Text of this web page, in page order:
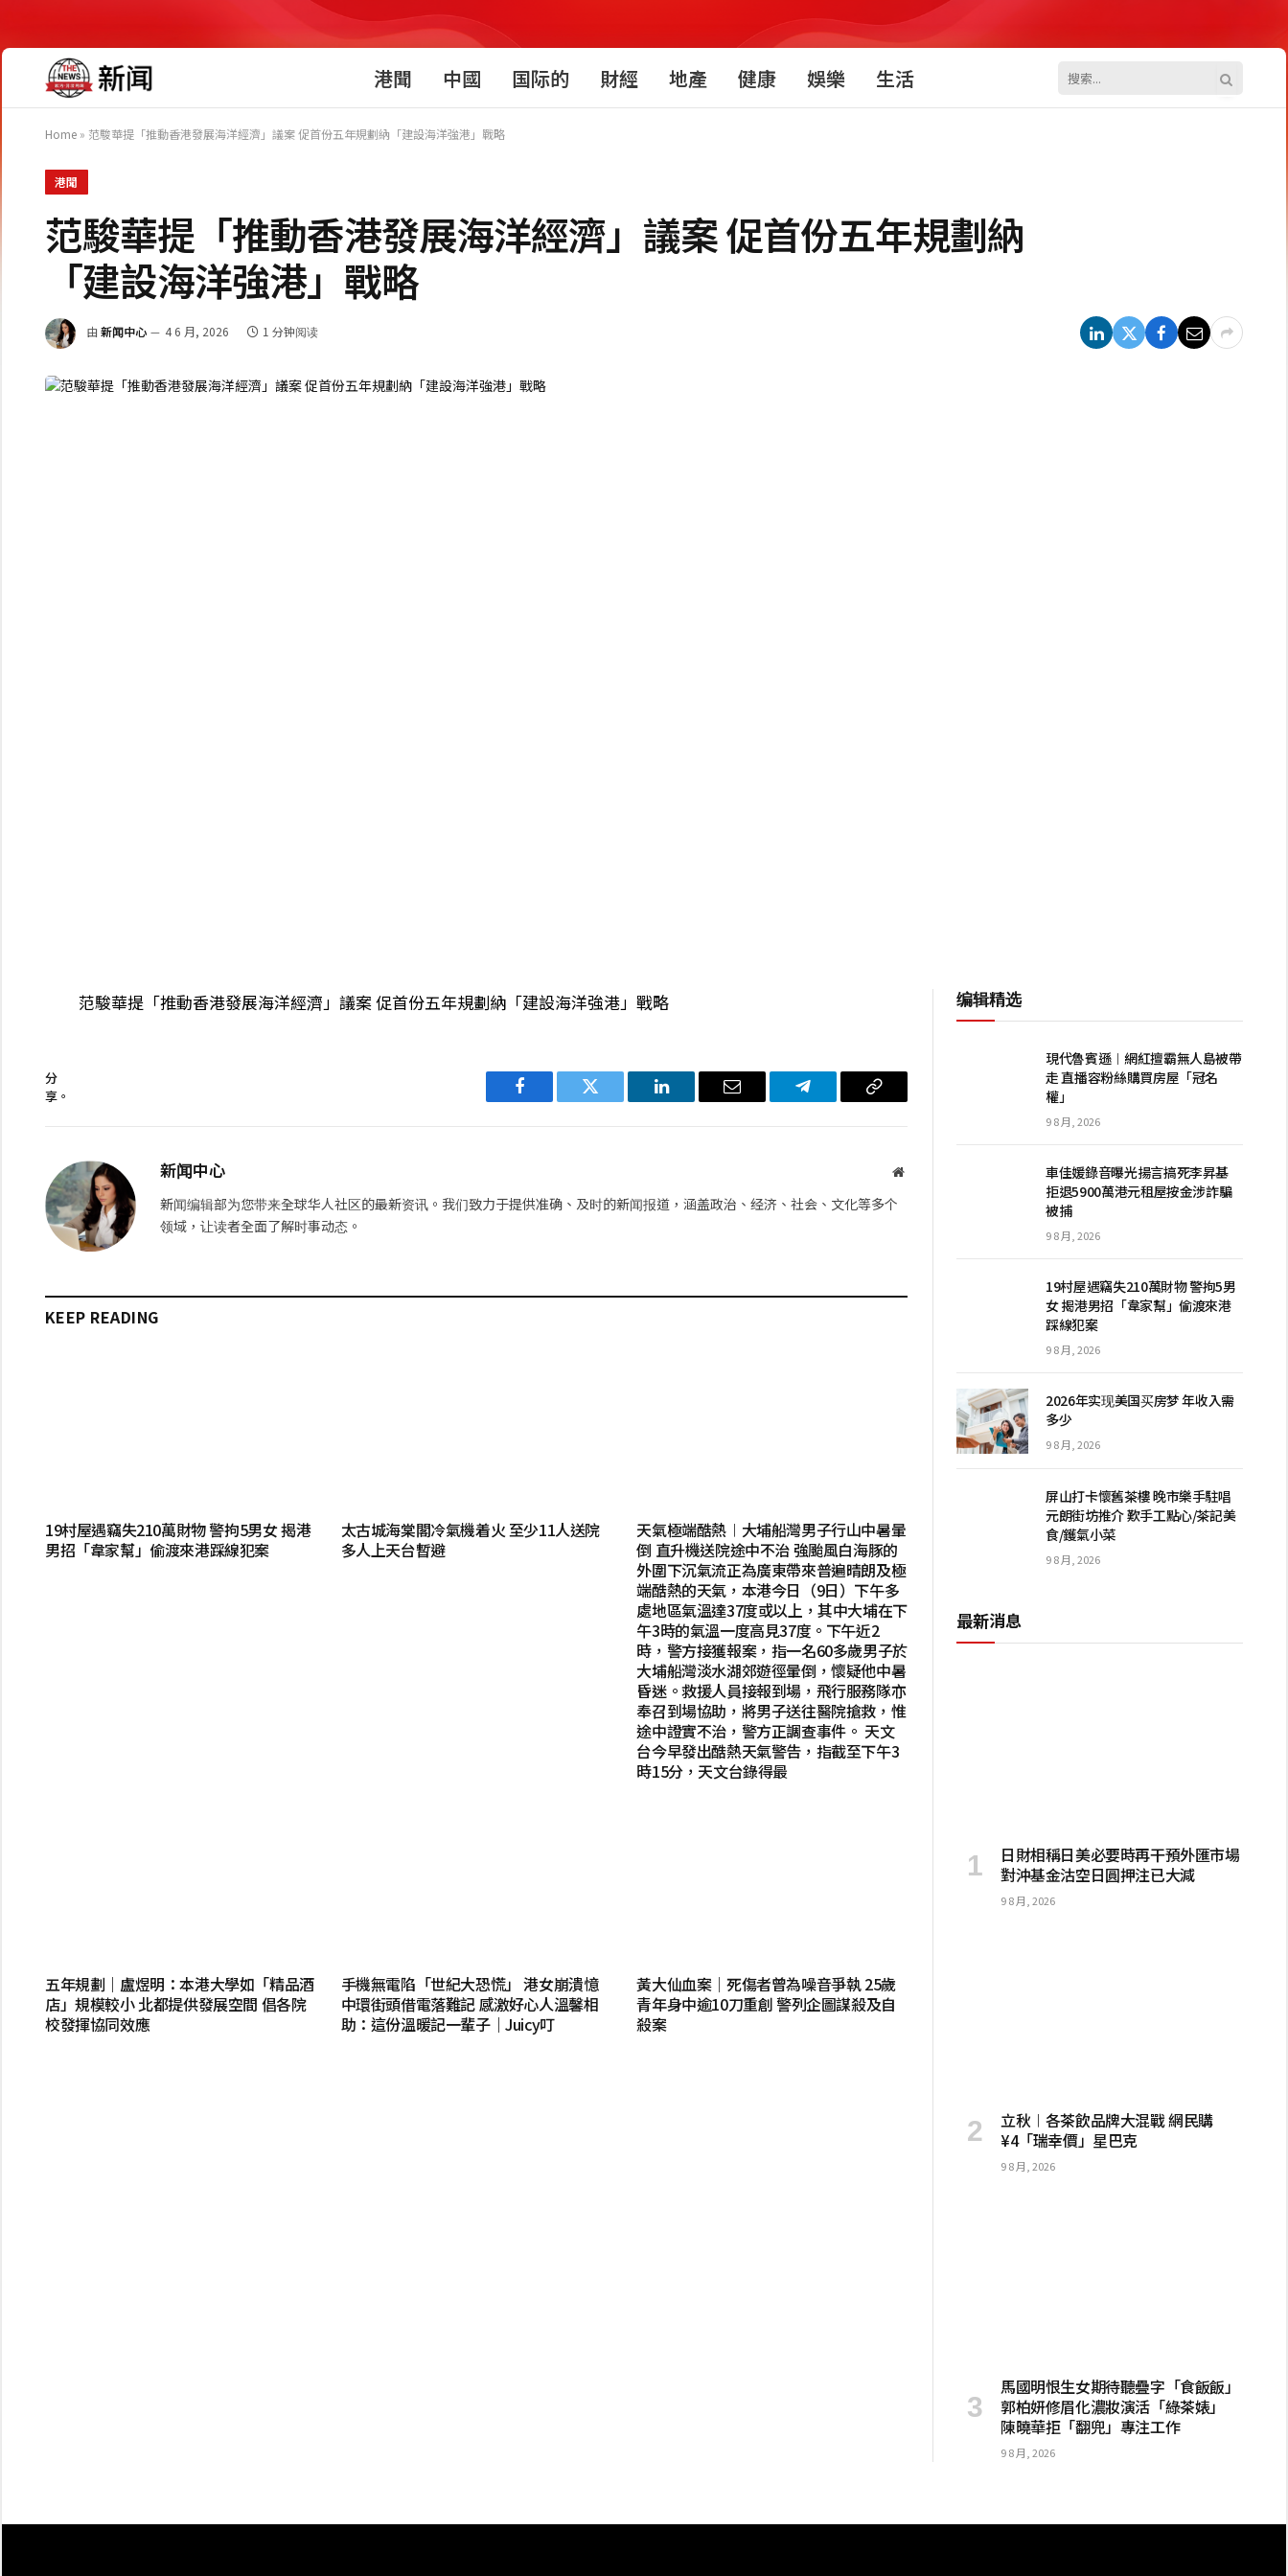
港聞 中國 国际的 財經 地產 健康 娛樂 生活
Home » 范駿華提「推動香港發展海洋經濟」議案 促首份五年規劃納「建設海洋強港」戰略
港聞
范駿華提「推動香港發展海洋經濟」議案 促首份五年規劃納
「建設海洋強港」戰略
由 新闻中心 4 6 月, 2026 1 分钟阅读
范駿華提「推動香港發展海洋經濟」議案 促首份五年規劃納「建設海洋強港」戰略
分
享。
Facebook Twitter LinkedIn 电
Telegram 复
新闻中心
网
新闻编辑部为您带来全球华人社区的最新资讯。我们致力于提供准确、及时的新闻报道，涵盖政治、经济、社会、文化等多个
领域，让读者全面了解时事动态。
KEEP READING
19村屋遇竊失210萬財物 警拘5男女 揭港
男招「韋家幫」偷渡來港踩線犯案
太古城海棠閣冷氣機着火 至少11人送院
多人上天台暫避
天氣極端酷熱︱大埔船灣男子行山中暑暈
倒 直升機送院途中不治 強颱風白海豚的
外圍下沉氣流正為廣東帶來普遍晴朗及極
端酷熱的天氣，本港今日（9日）下午多
處地區氣溫達37度或以上，其中大埔在下
午3時的氣溫一度高見37度。下午近2
時，警方接獲報案，指一名60多歲男子於
大埔船灣淡水湖郊遊徑暈倒，懷疑他中暑
昏迷。救援人員接報到場，飛行服務隊亦
奉召到場協助，將男子送往醫院搶救，惟
途中證實不治，警方正調查事件。 天文
台今早發出酷熱天氣警告，指截至下午3
時15分，天文台錄得最
五年規劃｜盧煜明：本港大學如「精品酒
店」規模較小 北都提供發展空間 倡各院
校發揮協同效應
手機無電陷「世紀大恐慌」 港女崩潰憶
中環街頭借電落難記 感激好心人溫馨相
助：這份溫暖記一輩子｜Juicy叮
黃大仙血案│死傷者曾為噪音爭執 25歲
青年身中逾10刀重創 警列企圖謀殺及自
殺案
编辑精选
現代魯賓遜︱網紅擅霸無人島被帶
走 直播容粉絲購買房屋「冠名
權」
9 8 月, 2026
車佳媛錄音曝光揚言搞死李昇基
拒退5900萬港元租屋按金涉詐騙
被捕
9 8 月, 2026
19村屋遇竊失210萬財物 警拘5男
女 揭港男招「韋家幫」偷渡來港
踩線犯案
9 8 月, 2026
2026年实现美国买房梦 年收入需
多少
9 8 月, 2026
屏山打卡懷舊茶樓 晚市樂手駐唱
元朗街坊推介 歎手工點心/茶記美
食/鑊氣小菜
9 8 月, 2026
最新消息
日財相稱日美必要時再干預外匯市場
對沖基金沽空日圓押注已大減
9 8 月, 2026
立秋︱各茶飲品牌大混戰 網民購
¥4「瑞幸價」星巴克
9 8 月, 2026
馬國明恨生女期待聽疊字「食飯飯」
郭柏妍修眉化濃妝演活「綠茶婊」
陳曉華拒「翻兜」專注工作
9 8 月, 2026